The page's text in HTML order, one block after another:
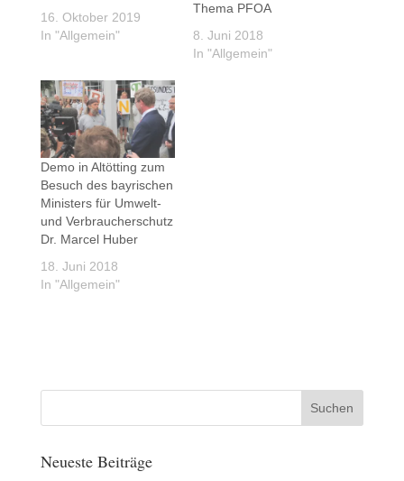
16. Oktober 2019
In "Allgemein"
Thema PFOA
8. Juni 2018
In "Allgemein"
Demo in Altötting zum
Besuch des bayrischen
Ministers für Umwelt-
und Verbraucherschutz
Dr. Marcel Huber
18. Juni 2018
In "Allgemein"
Neueste Beiträge